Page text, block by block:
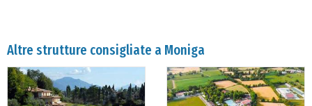
Altre strutture consigliate a Moniga